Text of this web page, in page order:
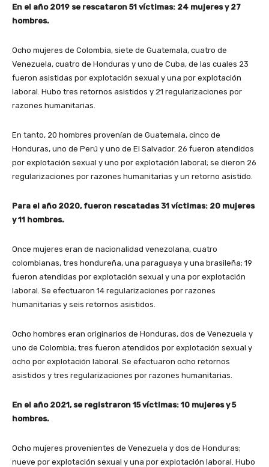
En el año 2019 se rescataron 51 víctimas: 24 mujeres y 27
hombres.
Ocho mujeres de Colombia, siete de Guatemala, cuatro de
Venezuela, cuatro de Honduras y uno de Cuba, de las cuales 23
fueron asistidas por explotación sexual y una por explotación
laboral. Hubo tres retornos asistidos y 21 regularizaciones por
razones humanitarias.
En tanto, 20 hombres provenían de Guatemala, cinco de
Honduras, uno de Perú y uno de El Salvador. 26 fueron atendidos
por explotación sexual y uno por explotación laboral; se dieron 26
regularizaciones por razones humanitarias y un retorno asistido.
Para el año 2020, fueron rescatadas 31 víctimas: 20 mujeres
y 11 hombres.
Once mujeres eran de nacionalidad venezolana, cuatro
colombianas, tres hondureña, una paraguaya y una brasileña; 19
fueron atendidas por explotación sexual y una por explotación
laboral. Se efectuaron 14 regularizaciones por razones
humanitarias y seis retornos asistidos.
Ocho hombres eran originarios de Honduras, dos de Venezuela y
uno de Colombia; tres fueron atendidos por explotación sexual y
ocho por explotación laboral. Se efectuaron ocho retornos
asistidos y tres regularizaciones por razones humanitarias.
En el año 2021, se registraron 15 víctimas: 10 mujeres y 5
hombres.
Ocho mujeres provenientes de Venezuela y dos de Honduras;
nueve por explotación sexual y una por explotación laboral. Hubo